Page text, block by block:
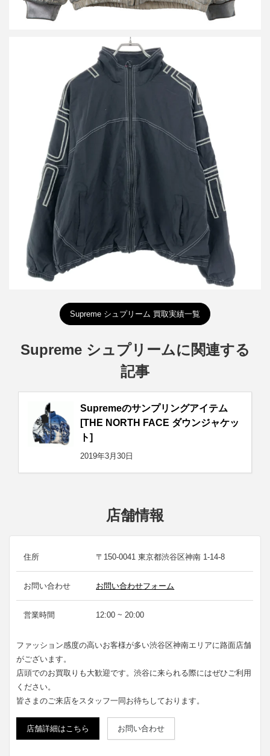
シュプリーム 25SS Spellout Embroidered Track スペルアウトエン
ブロイダリートラックジャケット
買取金額15,000円
詳しく見る
Supreme シュプリーム 買取実績一覧
Supreme シュプリームに関連する
記事
Supremeのサンプリングアイテム
[THE NORTH FACE ダウンジャケッ
ト]
2019年3月30日
店舗情報
住所 〒150-0041 東京都渋谷区神南 1-14-8
お問い合わせ お問い合わせフォーム
営業時間 12:00 ~ 20:00
ファッション感度の高いお客様が多い渋谷区神南エリアに路面店舗
がございます。
店頭でのお買取りも大歓迎です。渋谷に来られる際にはぜひご利用
ください。
皆さまのご来店をスタッフ一同お待ちしております。
店舗詳細はこちら お問い合わせ